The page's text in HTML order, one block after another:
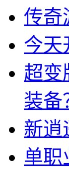
传奇
今天
超变
装备
新逍
单职